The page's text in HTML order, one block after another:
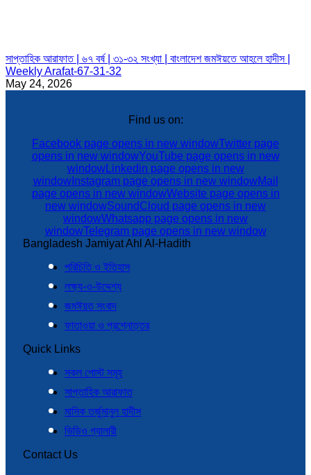
সাপ্তাহিক আরাফাত | ৬৭ বর্ষ | ৩১-৩২ সংখ্যা | বাংলাদেশ জমঈয়তে আহলে হাদীস |
Weekly Arafat-67-31-32
May 24, 2026
Find us on:
Facebook page opens in new windowTwitter page
opens in new windowYouTube page opens in new
windowLinkedin page opens in new
windowInstagram page opens in new windowMail
page opens in new windowWebsite page opens in
new windowSoundCloud page opens in new
windowWhatsapp page opens in new
windowTelegram page opens in new window
Bangladesh Jamiyat Ahl Al-Hadith
পরিচিতি ও ইতিহাস
লক্ষ্য-ও-উদ্দেশ্য
জমঈয়ত সংবাদ
ফাতাওয়া ও প্রশ্নোত্তর
Quick Links
সকল পোস্ট সমূহ
সাপ্তাহিক আরাফাত
মাসিক তর্জুমানুল হাদীস
ভিডিও গ্যালারী
Contact Us